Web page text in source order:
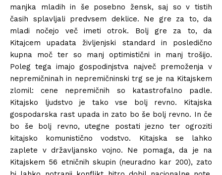
manjka mladih in še posebno žensk, saj so v tistih
časih splavljali predvsem deklice. Ne gre za to, da
mladi nočejo več imeti otrok. Bolj gre za to, da
Kitajcem upadata življenjski standard in posledično
kupna moč ter so manj optimistični in manj trošijo.
Poleg tega imajo gospodinjstva največ premoženja v
nepremičninah in nepremičninski trg se je na Kitajskem
zlomil: cene nepremičnih so katastrofalno padle.
Kitajsko ljudstvo je tako vse bolj revno. Kitajska
gospodarska rast upada in zato bo še bolj revno. In če
bo še bolj revno, utegne postati jezno ter ogroziti
kitajsko komunistično vodstvo. Kitajska se lahko
zaplete v državljansko vojno. Ne pomaga, da je na
Kitajskem 56 etničnih skupin (neuradno kar 200), zato